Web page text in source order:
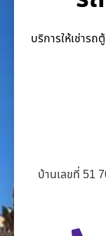
บริการให้เช่าร
บ้านเลขที่ 51